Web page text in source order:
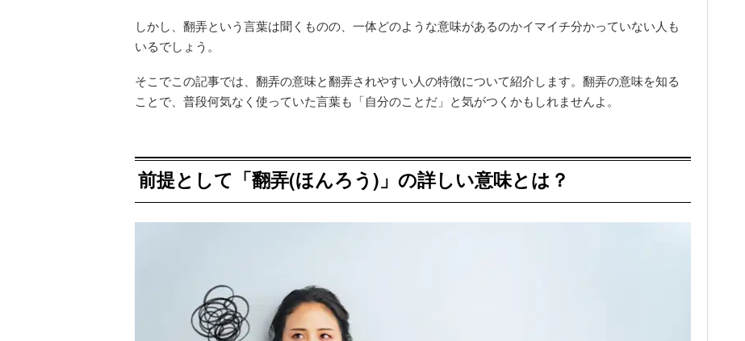
しかし、翻弄という言葉は聞くものの、一体どのような意味があるのかイマイチ分かっていない人も
いるでしょう。
そこでこの記事では、翻弄の意味と翻弄されやすい人の特徴について紹介します。翻弄の意味を知る
ことで、普段何気なく使っていた言葉も「自分のことだ」と気がつくかもしれませんよ。
前提として「翻弄(ほんろう)」の詳しい意味とは？